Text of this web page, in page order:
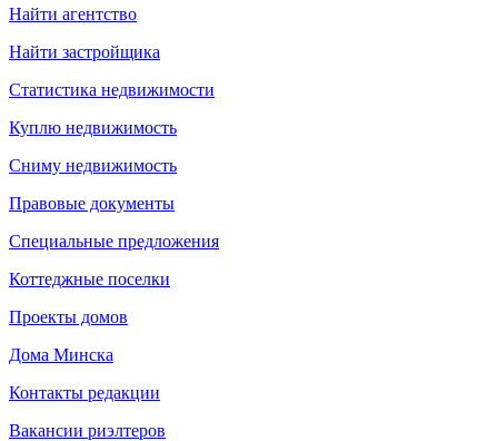
Найти агентство
Найти застройщика
Статистика недвижимости
Куплю недвижимость
Сниму недвижимость
Правовые документы
Специальные предложения
Коттеджные поселки
Проекты домов
Дома Минска
Контакты редакции
Вакансии риэлтеров